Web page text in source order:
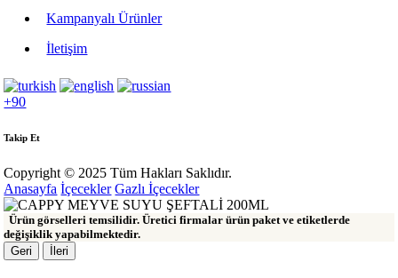
Kampanyalı Ürünler
İletişim
+90
Takip Et
Copyright © 2025 Tüm Hakları Saklıdır.
Anasayfa İçecekler Gazlı İçecekler
Ürün görselleri temsilidir. Üretici firmalar ürün paket ve etiketlerde
değişiklik yapabilmektedir.
Geri
İleri